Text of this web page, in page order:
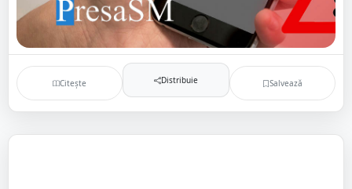
Citește Distribuie Salvează